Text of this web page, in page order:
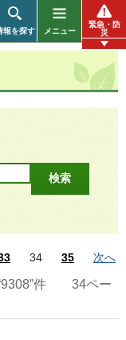
報を探す メニュー
緊急・防
災
34 35 次へ
件
34ペー